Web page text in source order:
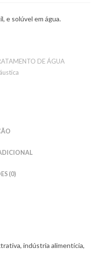
e solúvel em água.
DE ÁGUA
(0)
indústria alimentícia,